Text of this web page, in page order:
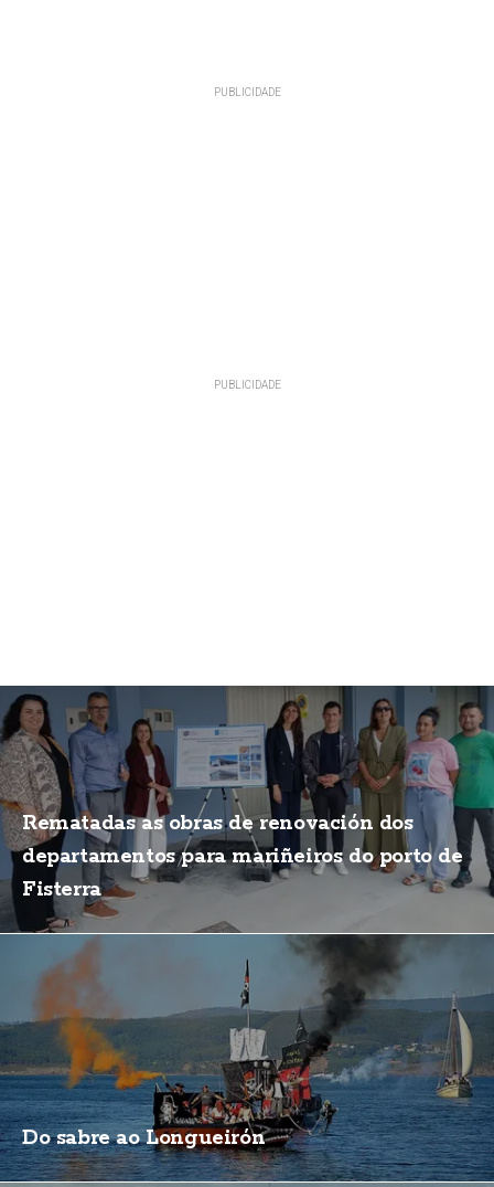
Rematadas as obras de renovación dos
departamentos para mariñeiros do porto de
Fisterra
Do sabre ao Longueirón